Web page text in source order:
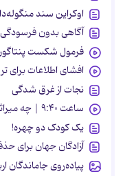
اوکراین سند
آگاهی بدون فرسودگی
فرمول شکست
افشای اطلاعات برای
نجات از غرق شدگی
ساعت ۹:۴۰ | چه میراثی از خود به جای گذاشت؟
یک کودک دو چهره!
آزادگان جهان برای
پیاده‌روی جاماندگان